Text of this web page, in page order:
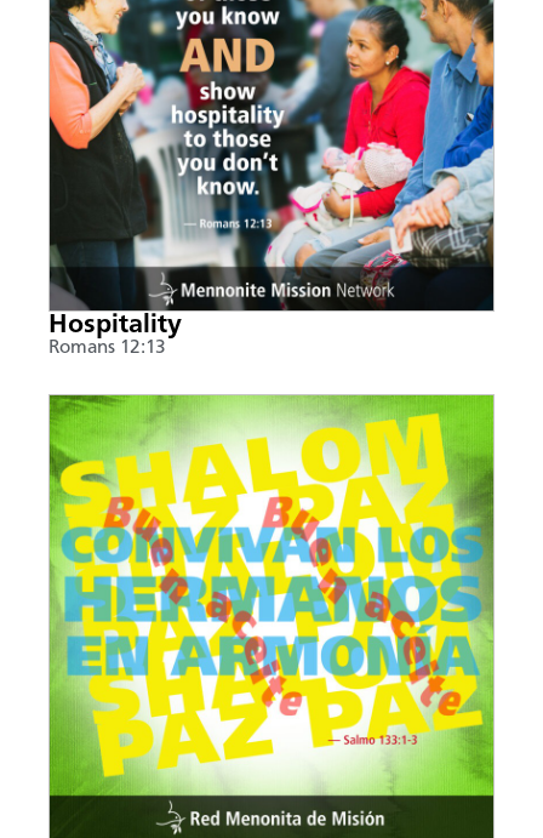
Hospitality
Romans 12:13